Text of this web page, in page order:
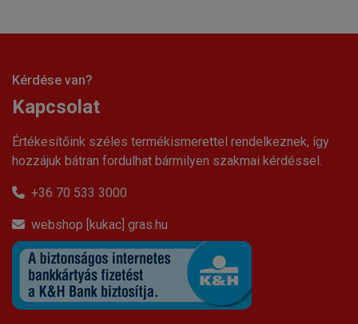
Kérdése van?
Kapcsolat
Értékesítőink széles termékismerettel rendelkeznek, így
hozzájuk bátran fordulhat bármilyen szakmai kérdéssel.
+36 70 533 3000
webshop [kukac] gras.hu